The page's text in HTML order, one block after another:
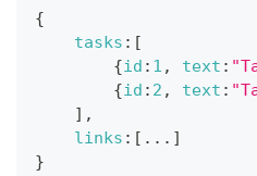
{
tasks : [
{id : 1 , text :
{id : 2 , text :
] ,
links : [ ... ]
}